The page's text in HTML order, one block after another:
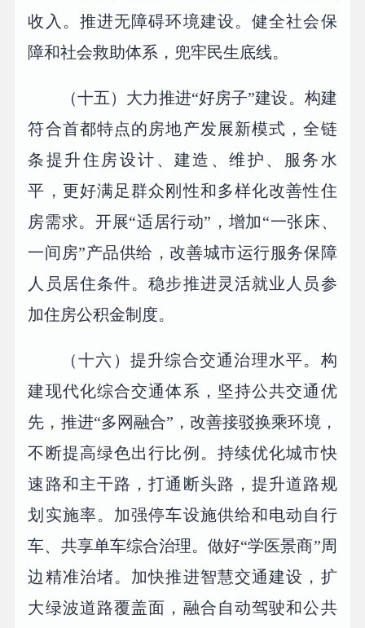
收入。推进无障碍环境建设。健全社会保
障和社会救助体系，兜牢民生底线。
（十五）大力推进“好房子”建设。构建
符合首都特点的房地产发展新模式，全链
条提升住房设计、建造、维护、服务水
平，更好满足群众刚性和多样化改善性住
房需求。开展“适居行动”，增加“一张床、
一间房”产品供给，改善城市运行服务保障
人员居住条件。稳步推进灵活就业人员参
加住房公积金制度。
（十六）提升综合交通治理水平。构
建现代化综合交通体系，坚持公共交通优
先，推进“多网融合”，改善接驳换乘环境，
不断提高绿色出行比例。持续优化城市快
速路和主干路，打通断头路，提升道路规
划实施率。加强停车设施供给和电动自行
车、共享单车综合治理。做好“学医景商”周
边精准治堵。加快推进智慧交通建设，扩
大绿波道路覆盖面，融合自动驾驶和公共